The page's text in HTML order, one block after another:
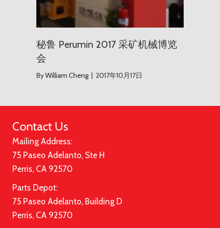
秘鲁 Perumin 2017 采矿机械博览
会
ByWilliam Cheng | 2017年10月17日
Contact Us
Mailing Address:
75 Paseo Adelanto, Ste H
Perris, CA 92570
Parts Depot:
75 Paseo Adelanto, Building D
Perris, CA 92570